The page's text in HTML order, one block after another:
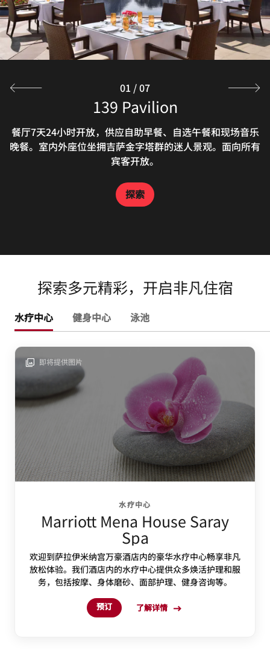
139 Pavilion
餐厅7天24小时开放，供应自助早餐、自选午餐和现场音乐
晚餐。室内外座位坐拥吉萨金字塔群的迷人景观。面向所有
宾客开放。
探索
Alfredo Italian Restaurant
远离开罗的忙碌日常，在Alfredo餐厅闲适宜人的环境中开
启令人难忘的意大利美食之旅——方方面面给您留下深刻印
象。
探索
探索
Lobby Lounge
大堂酒廊是开罗地区朋友相聚及酒店住客的理想聚会场所，
宾客可在此享用酒廊供应的饮品与小食。
探索
Pool Bar
啜饮软饮或鲜榨果汁，在酒店室外泳池旁惬意放松。酒店酒
吧供应零食、冰淇淋和各种池畔酒吧美食。
探索
M Club Lounge
万豪贵宾廊是一处尊贵的行政酒廊区，欢迎于此畅享超凡私
人空间，尊享非凡宾客服务。这处精致现代空间为尊贵宾客
专享，提供众多特色设施和礼遇，
探索
探索
01 /07
探索多元精彩，开启非凡住宿
水疗中心 健身中心 泳池
即将提供图片
水疗中心
Marriott Mena House Saray
Spa
欢迎到萨拉伊米纳宫万豪酒店内的豪华水疗中心畅享非凡
放松体验。我们酒店内的水疗中心提供众多焕活护理和服
务，包括按摩、身体磨砂、面部护理、健身咨询等。
预订 了解详情